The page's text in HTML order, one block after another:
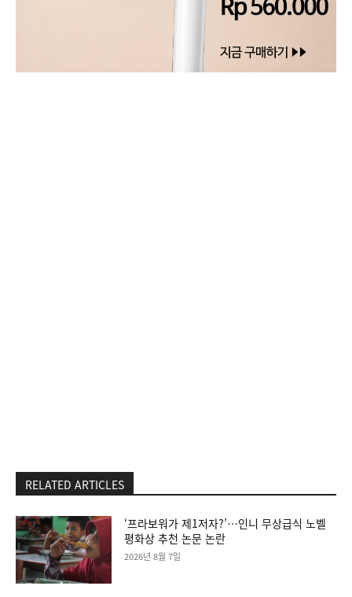
RELATED ARTICLES
‘프라보워가 제1저자?’…인니 무상급식 노벨
평화상 추천 논문 논란
2026년 8월 7일